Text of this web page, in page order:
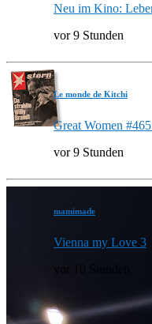
Neu im Kino:
vor 9 Stunden
Le monde de Kitchi
Great Women
vor 9 Stunden
mamimade
Vienna my Love 3
vor 10 Stunden